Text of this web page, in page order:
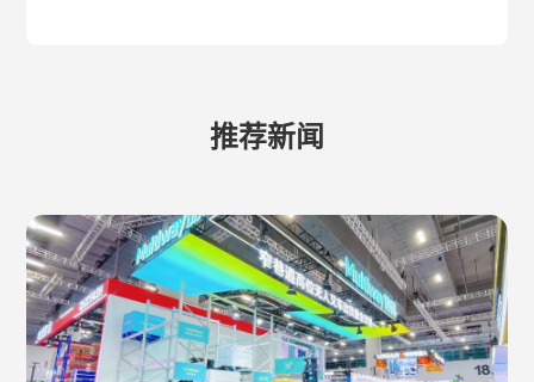
推荐新闻